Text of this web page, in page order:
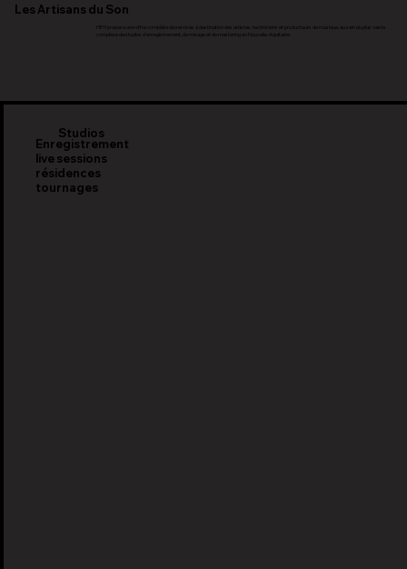
Les Artisans du Son
HEY! propose une offre complète de services à destination des artistes, techniciens et producteurs de musique, au sein du plus vaste
complexe de studios d'enregistrement, de mixage et de mastering en Nouvelle-Aquitaine.
Studios
Enregistrement
live sessions
résidences
tournages